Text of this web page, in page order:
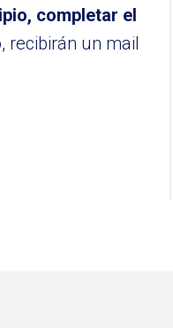
completar el
recibirán un mail